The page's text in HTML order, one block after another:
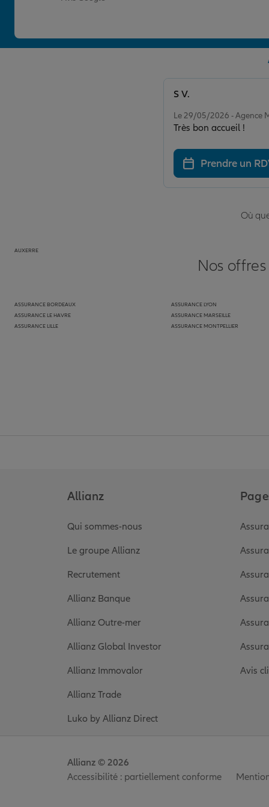
Le 29/05/2026 - Agence
Très bon accueil !
S V.
Prendre un
Où
AUXERRE
Nos
ASSURANCE BORDEAUX
ASSURANCE LE HAVRE
ASSURANCE LILLE
ASSURANCE LYON
ASSURANCE MARSEILLE
ASSURANCE MONTPELLIER
Allianz
Qui sommes-nous
Le groupe Allianz
Recrutement
Allianz Banque
Allianz Outre-mer
Allianz Global Investor
Allianz Immovalor
Allianz Trade
Luko by Allianz Direct
Avis
Accessibilité : partiellement conforme
Allianz © 2026